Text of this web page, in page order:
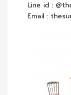
Line id :
Email :